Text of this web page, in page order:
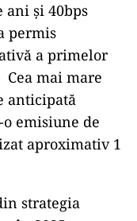
ani și 40bps
permis
a primelor
Cea mai mare
anticipată
emisiune de
aproximativ 1
strategia